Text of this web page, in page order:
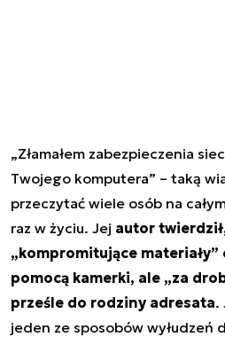
„Złamałem zabezpieczenia
Twojego komputera” – taką
przeczytać wiele osób na
raz w życiu. Jej autor
„kompromitujące
pomocą kamerki, ale „za
prześle do rodziny adresata.
jeden ze sposobów wyłudzeń